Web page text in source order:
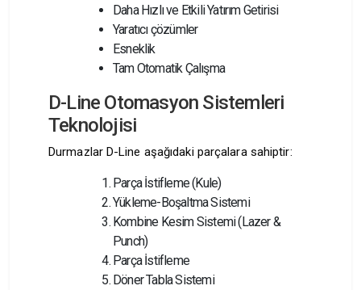
Daha Hızlı ve Etkili Yatırım Getirisi
Yaratıcı çözümler
Esneklik
Tam Otomatik Çalışma
D-Line Otomasyon Sistemleri
Teknolojisi
Durmazlar D-Line aşağıdaki parçalara sahiptir:
Parça İstifleme (Kule)
Yükleme-Boşaltma Sistemi
Kombine Kesim Sistemi (Lazer &
Punch)
Parça İstifleme
Döner Tabla Sistemi